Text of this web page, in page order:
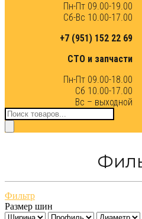
Пн-Пт 09.00-19.00
Сб-Вс 10.00-17.00
+7 (951) 152 22 69
СТО и запчасти
Пн-Пт 09.00-18.00
Сб 10.00-17.00
Вс – выходной
Поиск
товаров
Фильтр
Размер шин